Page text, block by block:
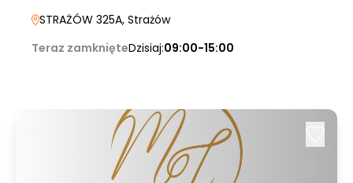
STRAŻÓW 325A, Strażów
Teraz zamknięteDzisiaj:09:00-15:00